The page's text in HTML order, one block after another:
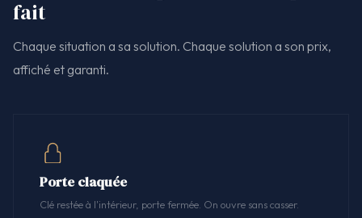
fait
Chaque situation a sa solution. Chaque solution a son prix,
affiché et garanti.
Porte claquée
Clé restée à l'intérieur, porte fermée. On ouvre sans casser.